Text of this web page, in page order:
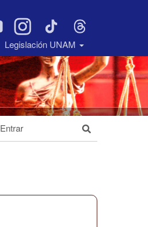
Legislación UNAM
Entrar